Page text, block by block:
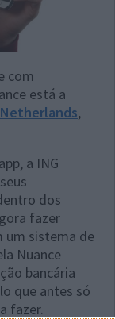
com
está a
,
a ING
dos
fazer
um sistema de
Nuance
bancária
que antes só
fazer.